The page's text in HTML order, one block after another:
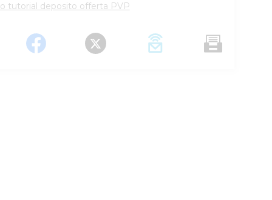
tutorial deposito offerta PVP